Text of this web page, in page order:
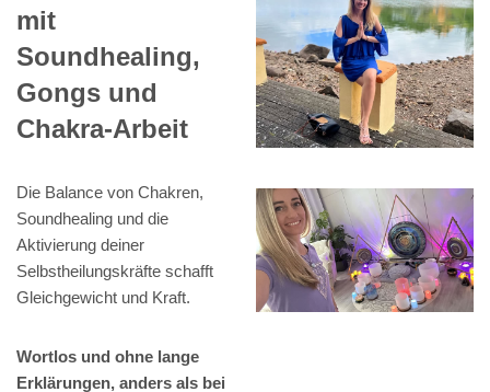
mit
Soundhealing,
Gongs und
Chakra-Arbeit
Die Balance von Chakren,
Soundhealing und die
Aktivierung deiner
Selbstheilungskräfte schafft
Gleichgewicht und Kraft.
Wortlos und ohne lange
Erklärungen, anders als bei